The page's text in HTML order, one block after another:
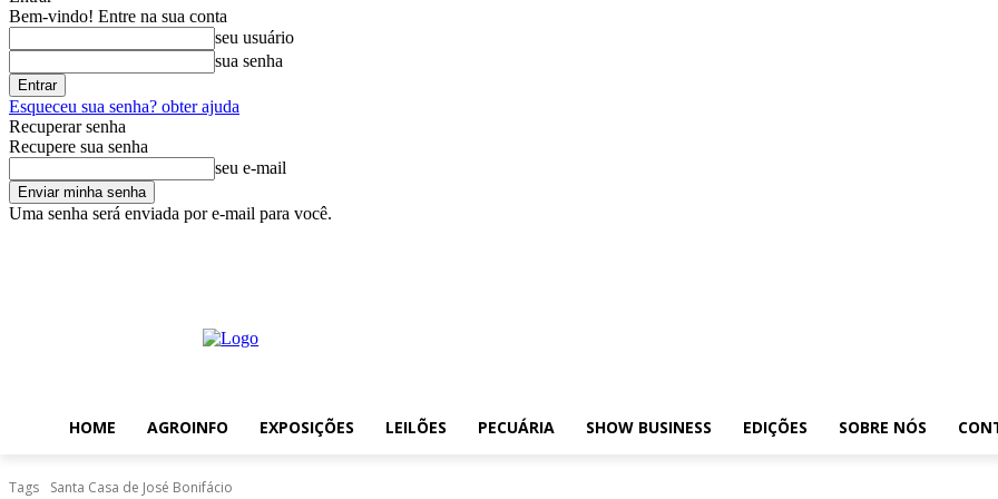
Bem-vindo! Entre na sua conta
seu usuário
sua senha
Esqueceu sua senha? obter ajuda
Recuperar senha
Recupere sua senha
seu e-mail
Uma senha será enviada por e-mail para você.
HOME AGROINFO EXPOSIÇÕES LEILÕES PECUÁRIA SHOW BUSINESS EDIÇÕES SOBRE NÓS
Tags Santa Casa de José Bonifácio